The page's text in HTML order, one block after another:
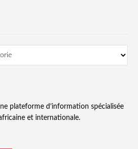
plateforme d’information spécialisée
et internationale.